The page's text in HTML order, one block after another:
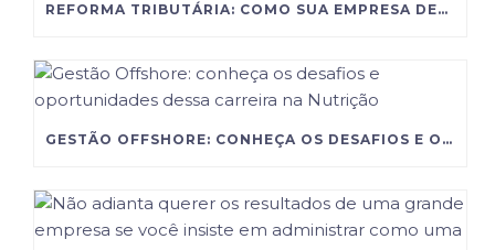
REFORMA TRIBUTÁRIA: COMO SUA EMPRESA DEVE SE PREPARAR PARA AS NOVAS REGRAS?
GESTÃO OFFSHORE: CONHEÇA OS DESAFIOS E OPORTUNIDADES DESSA CARREIRA NA NUTRIÇÃO